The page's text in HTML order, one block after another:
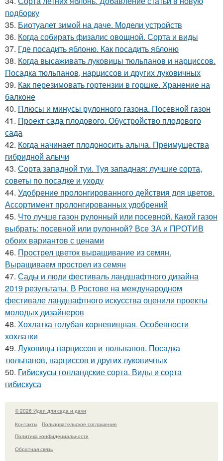
подборку
35. Биотуалет зимой на даче. Модели устройств
36. Когда собирать физалис овощной. Сорта и виды
37. Где посадить яблоню. Как посадить яблоню
38. Когда высаживать луковицы тюльпанов и нарциссов.
Посадка тюльпанов, нарциссов и других луковичных
39. Как перезимовать гортензии в горшке. Хранение на
балконе
40. Плюсы и минусы рулонного газона. Посевной газон
41. Проект сада плодового. Обустройство плодового
сада
42. Когда начинает плодоносить алыча. Преимущества
гибридной алычи
43. Сорта западной туи. Туя западная: лучшие сорта,
советы по посадке и уходу
44. Удобрение пролонгированного действия для цветов.
Ассортимент пролонгированных удобрений
45. Что лучше газон рулонный или посевной. Какой газон
выбрать: посевной или рулонной? Все ЗА и ПРОТИВ
обоих вариантов с ценами
46. Прострел цветок выращивание из семян.
Выращиваем прострел из семян
47. Сады и люди фестиваль ландшафтного дизайна
2019 результаты. В Ростове на международном
фестивале ландшафтного искусства оценили проекты
молодых дизайнеров
48. Хохлатка голубая корневищная. Особенности
хохлатки
49. Луковицы нарциссов и тюльпанов. Посадка
тюльпанов, нарциссов и других луковичных
50. Гибискусы голландские сорта. Виды и сорта
гибискуса
© 2026 Идеи для сада и дачи
Контакты
Пользовательское соглашение
Политика конфидециальности
Обратная связь